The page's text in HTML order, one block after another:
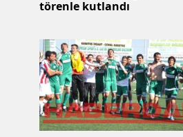
törenle kutlandı